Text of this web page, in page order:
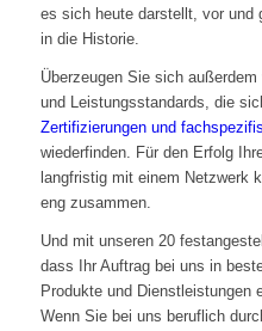
es sich heute darstellt, vor und
in die Historie.
Überzeugen Sie sich
und Leistungsstandards, die
Zertifizierungen und
wiederfinden. Für den Erfolg
langfristig mit einem Netzwerk
eng zusammen.
Und mit unseren 20
dass Ihr Auftrag bei uns in
Produkte und Dienstleistungen
Wenn Sie bei uns beruflich